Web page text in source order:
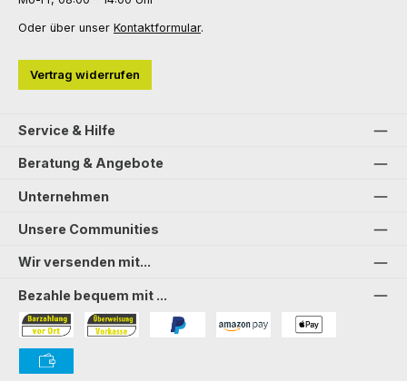
Oder über unser Kontaktformular.
Vertrag widerrufen
Service & Hilfe
Beratung & Angebote
Unternehmen
Unsere Communities
Wir versenden mit...
Bezahle bequem mit ...
Bezahlung in der Filiale